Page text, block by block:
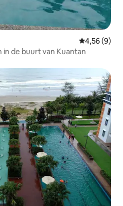
Gemiddelde
4,56 (9)
in de buurt van Kuantan